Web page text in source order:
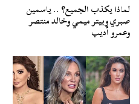
لماذا يكذب الجميع؟ .. ياسمين
صبري وبيتر ميمي وخالد منتصر
وعمرو أديب